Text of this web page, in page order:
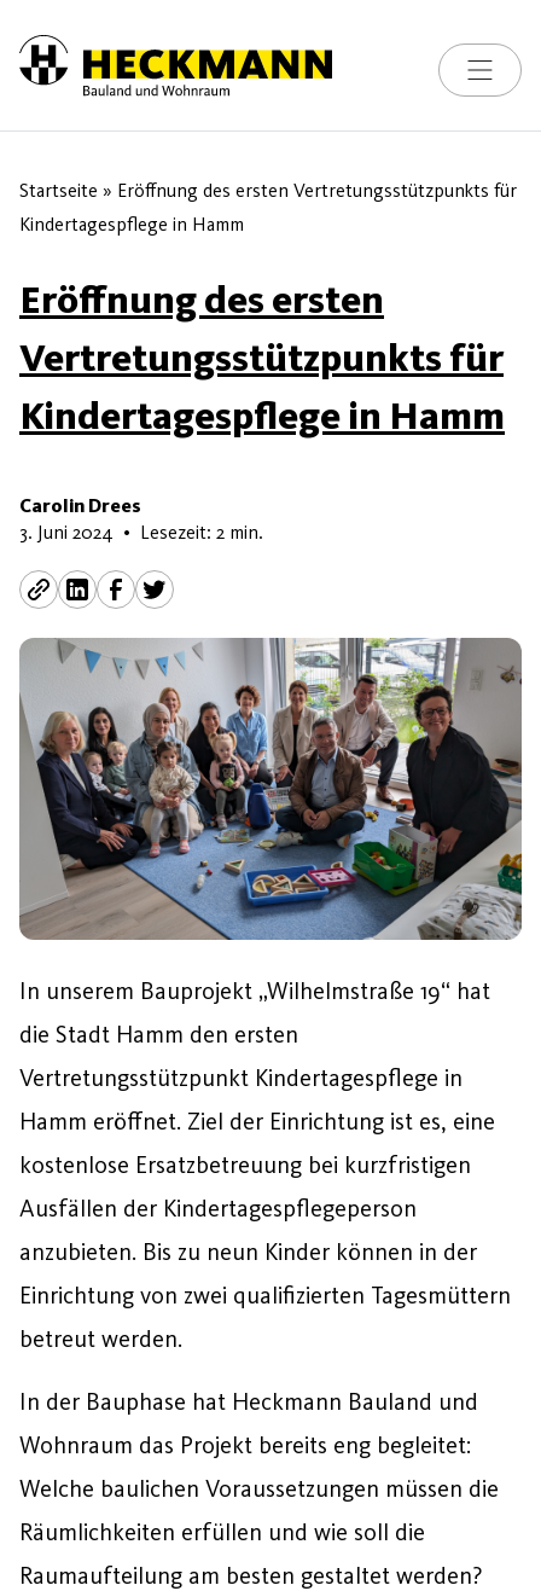
Skip to content
Toggle
Startseite » Eröffnung des ersten Vertretungsstützpunkts für
Kindertagespflege in Hamm
Eröffnung des ersten
Vertretungsstützpunkts für
Kindertagespflege in Hamm
Carolin Drees
3. Juni 2024 3. Juni 2024
• Lesezeit: 2 min.
In unserem Bauprojekt „Wilhelmstraße 19“ hat
die Stadt Hamm den ersten
Vertretungsstützpunkt Kindertagespflege in
Hamm eröffnet. Ziel der Einrichtung ist es, eine
kostenlose Ersatzbetreuung bei kurzfristigen
Ausfällen der Kindertagespflegeperson
anzubieten. Bis zu neun Kinder können in der
Einrichtung von zwei qualifizierten Tagesmüttern
betreut werden.
In der Bauphase hat Heckmann Bauland und
Wohnraum das Projekt bereits eng begleitet:
Welche baulichen Voraussetzungen müssen die
Räumlichkeiten erfüllen und wie soll die
Raumaufteilung am besten gestaltet werden?